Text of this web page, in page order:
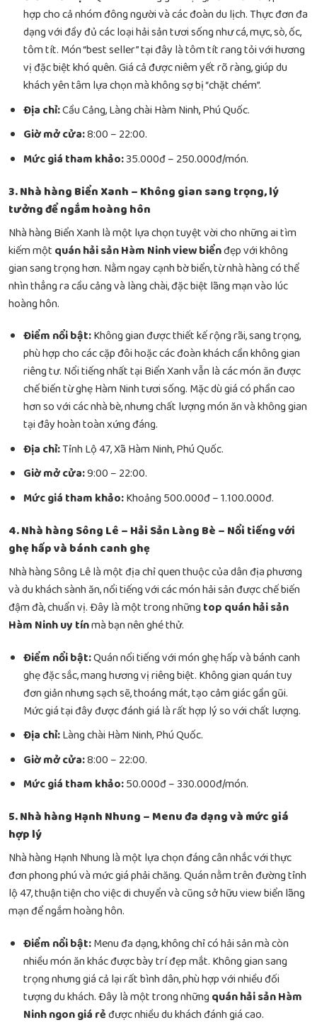
hợp cho cả nhóm đông người và các đoàn du lịch. Thực đơn đa
dạng với đầy đủ các loại hải sản tươi sống như cá, mực, sò, ốc,
tôm tít. Món “best seller” tại đây là tôm tít rang tỏi với hương
vị đặc biệt khó quên. Giá cả được niêm yết rõ ràng, giúp du
khách yên tâm lựa chọn mà không sợ bị “chặt chém”.
Địa chỉ:Cầu Cảng, Làng chài Hàm Ninh, Phú Quốc.
Giờ mở cửa:8:00 – 22:00.
Mức giá tham khảo:35.000đ – 250.000đ/món.
3. Nhà hàng Biển Xanh – Không gian sang trọng, lý
tưởng để ngắm hoàng hôn
Nhà hàng Biển Xanh là một lựa chọn tuyệt vời cho những ai tìm
kiếm một quán hải sản Hàm Ninh view biểnđẹp với không
gian sang trọng hơn. Nằm ngay cạnh bờ biển, từ nhà hàng có thể
nhìn thẳng ra cầu cảng và làng chài, đặc biệt lãng mạn vào lúc
hoàng hôn.
Điểm nổi bật:Không gian được thiết kế rộng rãi, sang trọng,
phù hợp cho các cặp đôi hoặc các đoàn khách cần không gian
riêng tư. Nổi tiếng nhất tại Biển Xanh vẫn là các món ăn được
chế biến từ ghẹ Hàm Ninh tươi sống. Mặc dù giá có phần cao
hơn so với các nhà bè, nhưng chất lượng món ăn và không gian
tại đây hoàn toàn xứng đáng.
Địa chỉ:Tỉnh Lộ 47, Xã Hàm Ninh, Phú Quốc.
Giờ mở cửa:9:00 – 22:00.
Mức giá tham khảo:Khoảng 500.000đ – 1.100.000đ.
4. Nhà hàng Sông Lê – Hải Sản Làng Bè – Nổi tiếng với
ghẹ hấp và bánh canh ghẹ
Nhà hàng Sông Lê là một địa chỉ quen thuộc của dân địa phương
và du khách sành ăn, nổi tiếng với các món hải sản được chế biến
đậm đà, chuẩn vị. Đây là một trong nhữngtop quán hải sản
Hàm Ninh uy tínmà bạn nên ghé thử.
Điểm nổi bật:Quán nổi tiếng với món ghẹ hấp và bánh canh
ghẹ đặc sắc, mang hương vị riêng biệt. Không gian quán tuy
đơn giản nhưng sạch sẽ, thoáng mát, tạo cảm giác gần gũi.
Mức giá tại đây được đánh giá là rất hợp lý so với chất lượng.
Địa chỉ:Làng chài Hàm Ninh, Phú Quốc.
Giờ mở cửa:8:00 – 22:00.
Mức giá tham khảo:50.000đ – 330.000đ/món.
5. Nhà hàng Hạnh Nhung – Menu đa dạng và mức giá
hợp lý
Nhà hàng Hạnh Nhung là một lựa chọn đáng cân nhắc với thực
đơn phong phú và mức giá phải chăng. Quán nằm trên đường tỉnh
lộ 47, thuận tiện cho việc di chuyển và cũng sở hữu view biển lãng
mạn để ngắm hoàng hôn.
Điểm nổi bật:Menu đa dạng, không chỉ có hải sản mà còn
nhiều món ăn khác được bày trí đẹp mắt. Không gian sang
trọng nhưng giá cả lại rất bình dân, phù hợp với nhiều đối
tượng du khách. Đây là một trong nhữngquán hải sản Hàm
Ninh ngon giá rẻđược nhiều du khách đánh giá cao.